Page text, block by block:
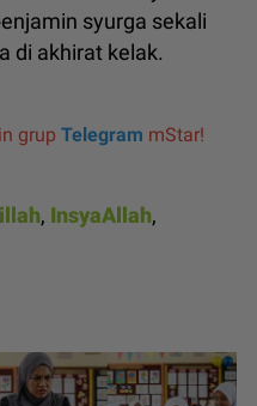
syurga sekali
di akhirat kelak.
grup Telegram mStar!
, InsyaAllah,